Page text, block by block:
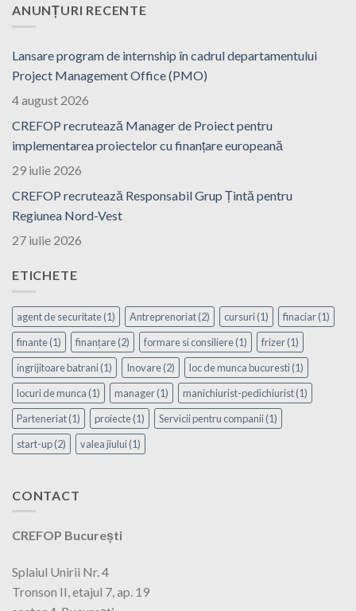
ANUNȚURI RECENTE
Lansare program de internship în cadrul departamentului
Project Management Office (PMO)
4 august 2026
CREFOP recrutează Manager de Proiect pentru
implementarea proiectelor cu finanțare europeană
29 iulie 2026
CREFOP recrutează Responsabil Grup Țintă pentru
Regiunea Nord-Vest
27 iulie 2026
ETICHETE
agent de securitate(1) Antreprenoriat(2) cursuri(1) finaciar(1)
finante(1) finanțare(2) formare si consiliere(1) frizer(1)
ingrijitoare batrani(1) Inovare(2) loc de munca bucuresti(1)
locuri de munca (1) manager(1) manichiurist-pedichiurist(1)
Parteneriat(1) proiecte(1) Servicii pentru companii(1)
start-up(2) valea jiului(1)
CONTACT
CREFOP București
Splaiul Unirii Nr. 4
Tronson II, etajul 7, ap. 19